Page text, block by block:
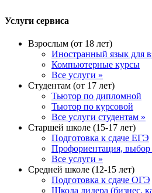
Услуги сервиса
Взрослым (от 18 лет)
Иностранный язык для
Компьютерные курсы
Все услуги »
Студентам (от 17 лет)
Тьютор по дипломной
Тьютор по курсовой
Все услуги студентам »
Старшей школе (15-17 лет)
Подготовка к сдаче ЕГЭ
Профориентация,
Все услуги »
Средней школе (12-15 лет)
Подготовка к сдаче ОГЭ
Школа лидера (бизнес,